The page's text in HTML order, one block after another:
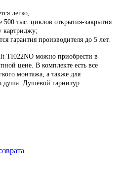
легко;
500 тыс. циклов открытия-закрытия
картриджу;
гарантия производителя до 5 лет.
TI022NO можно приобрести в
цене. В комплекте есть все
монтажа, а также для
душа. Душевой гарнитур